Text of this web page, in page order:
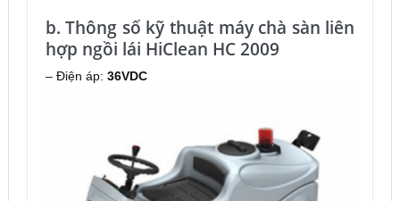
b. Thông số kỹ thuật máy chà sàn liên
hợp ngồi lái HiClean HC 2009
– Điện áp: 36VDC